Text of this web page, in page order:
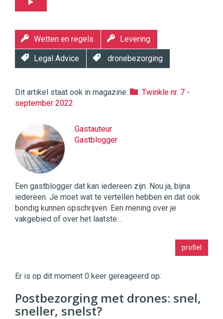
Wetten en regels Levering
Legal Advice dronebezorging
Dit artikel staat ook in magazine:
Twinkle nr. 7 -
september 2022
Gastauteur
Gastblogger
Een gastblogger dat kan iedereen zijn. Nou ja, bijna
iedereen. Je moet wat te vertellen hebben en dat ook
bondig kunnen opschrijven. Een mening over je
vakgebied of over het laatste...
profiel
Commerce https://twinklemagazine.nl
9654
Er is op dit moment 0 keer gereageerd op:
Postbezorging met drones: snel,
sneller, snelst?